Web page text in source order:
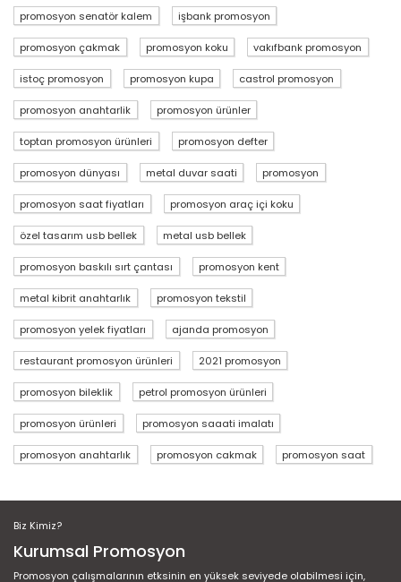
promosyon senatör kalem işbank promosyon
promosyon çakmak promosyon koku vakıfbank promosyon
istoç promosyon promosyon kupa castrol promosyon
promosyon anahtarlik promosyon ürünler
toptan promosyon ürünleri promosyon defter
promosyon dünyası metal duvar saati promosyon
promosyon saat fiyatları promosyon araç içi koku
özel tasarım usb bellek metal usb bellek
promosyon baskılı sırt çantası promosyon kent
metal kibrit anahtarlık promosyon tekstil
promosyon yelek fiyatları ajanda promosyon
restaurant promosyon ürünleri 2021 promosyon
promosyon bileklik petrol promosyon ürünleri
promosyon ürünleri promosyon saaati imalatı
promosyon anahtarlık promosyon cakmak promosyon saat
Biz Kimiz?
Kurumsal Promosyon
Promosyon çalışmalarının etksinin en yüksek seviyede olabilmesi için,